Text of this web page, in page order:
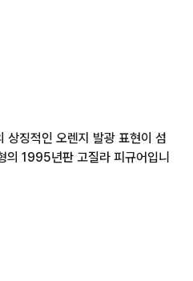
징적인 오렌지 발광 표현이 섬
의 1995년판 고질라 피규어입니